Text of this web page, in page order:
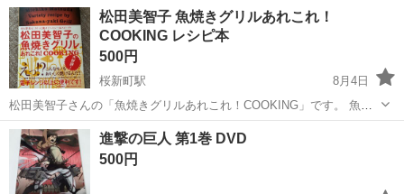
ど多様な現場に対応し、解体から施工、廃棄物処理まで一貫して行っ
ています。 20代～40代の...
東京 世田谷区 下北沢駅 その他
松田美智子 魚焼きグリルあれこれ！
COOKING レシピ本
500円
桜新町駅
8月4日
松田美智子さんの「魚焼きグリルあれこれ！COOKING」です。 魚だ
けでなく、肉・野菜・パン・デザートまで、魚焼きグリルを活用した
レシピを多数掲載しています。 毎日の料理を時短しながら、おいしく
仕上げるアイデアが満載。電...
東京 世田谷区 桜新町駅 その他
進撃の巨人 第1巻 DVD
500円